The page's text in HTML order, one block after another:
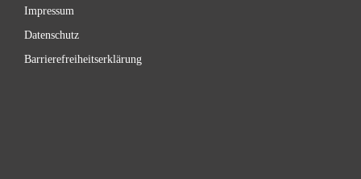
Impressum
Datenschutz
Barrierefreiheitserklärung